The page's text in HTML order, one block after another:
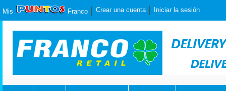
Mis Franco Crear una cuenta Iniciar la sesión